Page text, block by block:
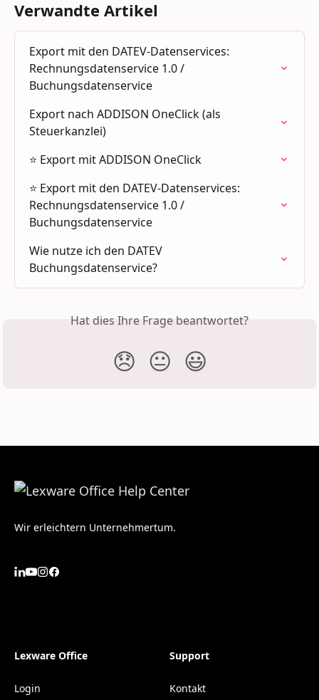
Verwandte Artikel
Export mit den DATEV-Datenservices:
Rechnungsdatenservice 1.0 /
Buchungsdatenservice
Export nach ADDISON OneClick (als
Steuerkanzlei)
⭐ Export mit ADDISON OneClick
⭐ Export mit den DATEV-Datenservices:
Rechnungsdatenservice 1.0 /
Buchungsdatenservice
Wie nutze ich den DATEV
Buchungsdatenservice?
Hat dies Ihre Frage beantwortet?
😞 😐 😃
Wir erleichtern Unternehmertum.
Lexware Office
Login
Support
Kontakt